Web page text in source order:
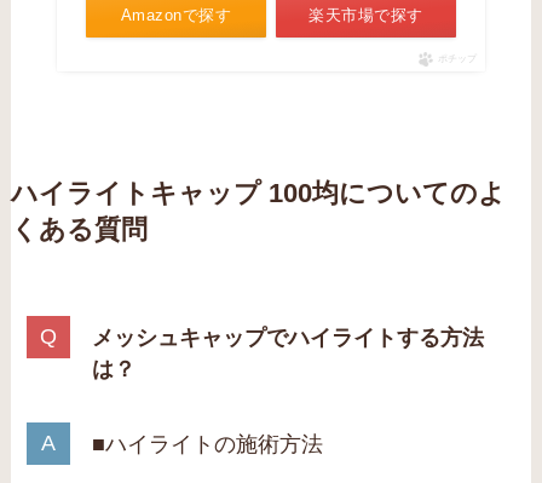
Amazonで探す 楽天市場で探す
ポチップ
ハイライトキャップ 100均についてのよ
くある質問
メッシュキャップでハイライトする方法
は？
■ハイライトの施術方法